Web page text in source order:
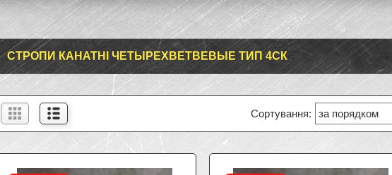
СТРОПИ КАНАТНІ ЧЕТЫРЕХВЕТВЕВЫЕ ТИП 4СК